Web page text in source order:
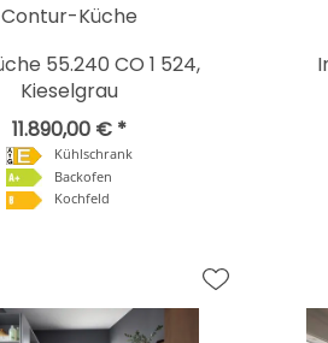
Contur-Küche
55.240 CO 1 524,
Kieselgrau
11.890,00 € *
Kühlschrank
Backofen
Kochfeld